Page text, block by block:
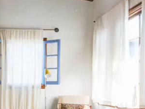
画面をタッチまたはスワイプして検索結果